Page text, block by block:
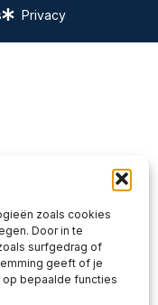
zoals cookies
Door in te
surfgedrag of
geeft of je
bepaalde functies
Privacy